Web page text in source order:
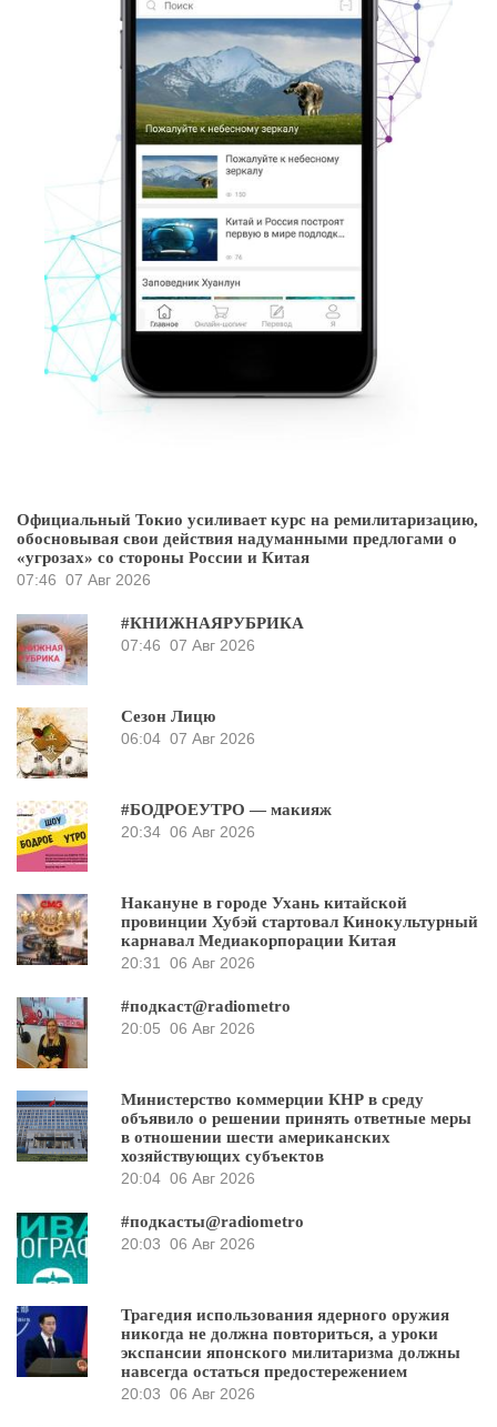
Официальный Токио усиливает курс на ремилитаризацию,
обосновывая свои действия надуманными предлогами о
«угрозах» со стороны России и Китая
07:46 07 Авг 2026
#КНИЖНАЯРУБРИКА
07:46 07 Авг 2026
Сезон Лицю
06:04 07 Авг 2026
#БОДРОЕУТРО — макияж
20:34 06 Авг 2026
Накануне в городе Ухань китайской
провинции Хубэй стартовал Кинокультурный
карнавал Медиакорпорации Китая
20:31 06 Авг 2026
#подкаст@radiometro
20:05 06 Авг 2026
Министерство коммерции КНР в среду
объявило о решении принять ответные меры
в отношении шести американских
хозяйствующих субъектов
20:04 06 Авг 2026
#подкасты@radiometro
20:03 06 Авг 2026
Трагедия использования ядерного оружия
никогда не должна повториться, а уроки
экспансии японского милитаризма должны
навсегда остаться предостережением
20:03 06 Авг 2026